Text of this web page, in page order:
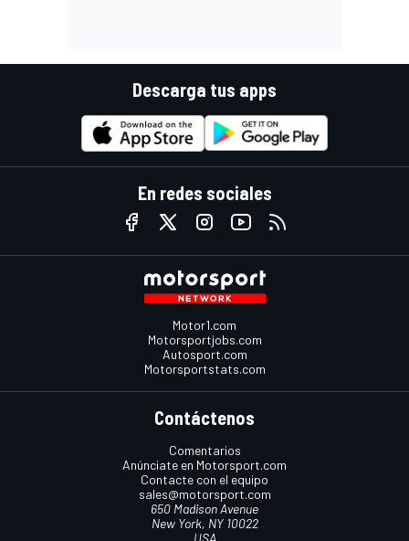
Descarga tus apps
En redes sociales
Motor1.com
Motorsportjobs.com
Autosport.com
Motorsportstats.com
Contáctenos
Comentarios
Anúnciate en Motorsport.com
Contacte con el equipo
sales@motorsport.com
650 Madison Avenue
New York, NY 10022
USA